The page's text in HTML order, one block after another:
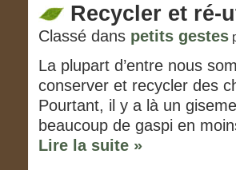
Recycler et ré-
Classé dans petits gestes
La plupart d’entre nous
conserver et recycler des
Pourtant, il y a là un
beaucoup de gaspi en
Lire la suite »